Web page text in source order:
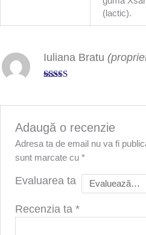
(lactic).
Iuliana Bratu
Adaugă o recenzie
Adresa ta de email nu va fi
sunt marcate cu*
Evaluarea ta
Recenzia ta*